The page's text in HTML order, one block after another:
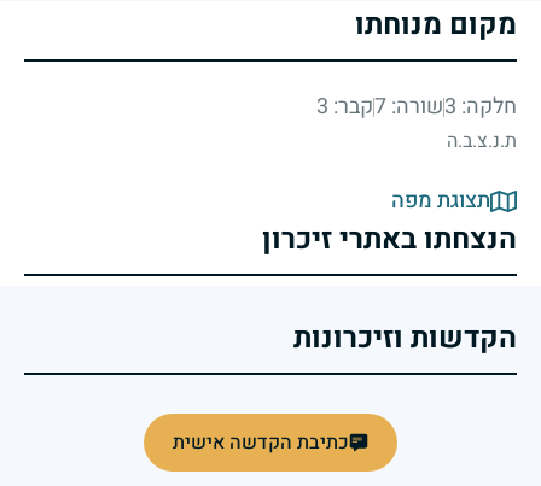
מקום מנוחתו
חלקה: 3 שורה: 7 קבר: 3
ת.נ.צ.ב.ה
תצוגת מפה
הנצחתו באתרי זיכרון
הקדשות וזיכרונות
כתיבת הקדשה אישית